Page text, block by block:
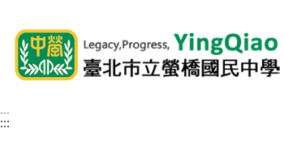
:::
:::
:::